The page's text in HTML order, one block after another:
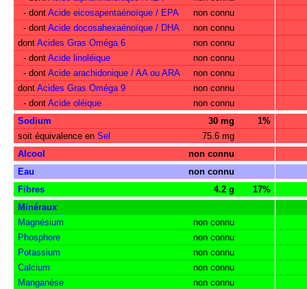
- dont Acide eicosapentaénoïque / EPA
non connu
- dont Acide docosahexaénoïque / DHA
non connu
dont Acides Gras Oméga 6
non connu
- dont Acide linoléique
non connu
- dont Acide arachidonique / AA ou ARA
non connu
dont Acides Gras Oméga 9
non connu
- dont Acide oléique
non connu
Sodium
30 mg
1%
soit équivalence en Sel
75.6 mg
Alcool
non connu
Eau
non connu
Fibres
4.2 g
17%
Minéraux
Magnésium
non connu
Phosphore
non connu
Potassium
non connu
Calcium
non connu
Manganèse
non connu